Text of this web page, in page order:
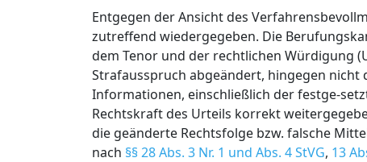
Entgegen der Ansicht des
zutreffend wiedergegeben. Die
dem Tenor und der rechtlichen Würdigung
Strafausspruch abgeändert, hingegen nicht
Informationen, einschließlich der festge-
Rechtskraft des Urteils korrekt
die geänderte Rechtsfolge bzw. falsche
nach §§ 28 Abs. 3 Nr. 1 und Abs. 4 StVG, 13